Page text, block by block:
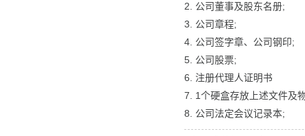
2. 公司董事及股东名册;
3. 公司章程;
4. 公司签字章、公司钢印;
5. 公司股票;
6. 注册代理人证明书
7. 1个硬盒存放上述文件及
8. 公司法定会议记录本;